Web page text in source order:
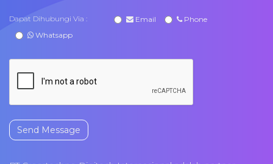
Dapat Dihubungi Via : Email
Phone
Whatsapp
Send Message